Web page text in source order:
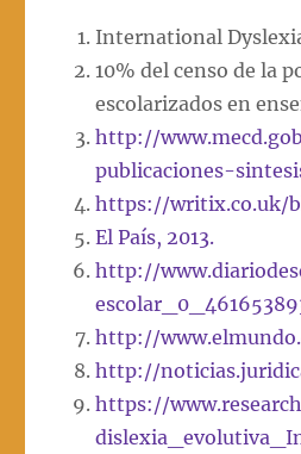
International
10% del censo de la
escolarizados en
http://
publicaciones-
https://writix.co.uk/
El País, 2013.
http://
http://
http://
https://